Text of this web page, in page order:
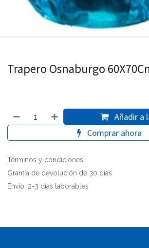
Trapero Osnaburgo
Añadir a
Comprar ahora
Términos y condiciones
Grantía de devolución de 30 días
Envío: 2-3 días laborables